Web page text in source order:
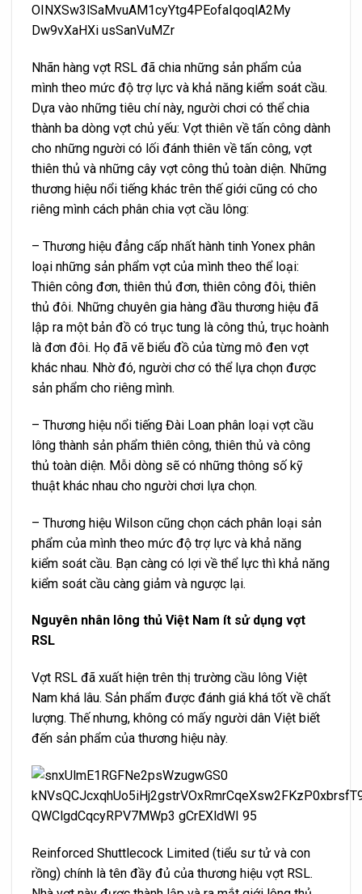
Nhãn hàng vợt RSL đã chia những sản phẩm của
mình theo mức độ trợ lực và khả năng kiểm soát cầu.
Dựa vào những tiêu chí này, người chơi có thể chia
thành ba dòng vợt chủ yếu: Vợt thiên về tấn công dành
cho những người có lối đánh thiên về tấn công, vợt
thiên thủ và những cây vợt công thủ toàn diện. Những
thương hiệu nổi tiếng khác trên thế giới cũng có cho
riêng mình cách phân chia vợt cầu lông:
– Thương hiệu đẳng cấp nhất hành tinh Yonex phân
loại những sản phẩm vợt của mình theo thể loại:
Thiên công đơn, thiên thủ đơn, thiên công đôi, thiên
thủ đôi. Những chuyên gia hàng đầu thương hiệu đã
lập ra một bản đồ có trục tung là công thủ, trục hoành
là đơn đôi. Họ đã vẽ biểu đồ của từng mô đen vợt
khác nhau. Nhờ đó, người chơ có thể lựa chọn được
sản phẩm cho riêng mình.
– Thương hiệu nổi tiếng Đài Loan phân loại vợt cầu
lông thành sản phẩm thiên công, thiên thủ và công
thủ toàn diện. Mỗi dòng sẽ có những thông số kỹ
thuật khác nhau cho người chơi lựa chọn.
– Thương hiệu Wilson cũng chọn cách phân loại sản
phẩm của mình theo mức độ trợ lực và khả năng
kiểm soát cầu. Bạn càng có lợi về thể lực thì khả năng
kiểm soát cầu càng giảm và ngược lại.
Nguyên nhân lông thủ Việt Nam ít sử dụng vợt
RSL
Vợt RSL đã xuất hiện trên thị trường cầu lông Việt
Nam khá lâu. Sản phẩm được đánh giá khá tốt về chất
lượng. Thế nhưng, không có mấy người dân Việt biết
đến sản phẩm của thương hiệu này.
Reinforced Shuttlecock Limited (tiểu sư tử và con
rồng) chính là tên đầy đủ của thương hiệu vợt RSL.